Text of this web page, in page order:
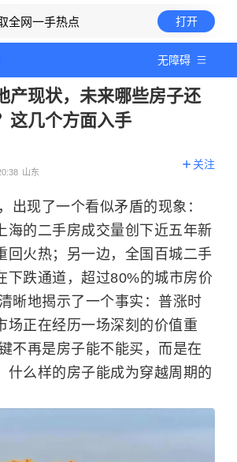
全网一手热点 打开
无障碍
产现状，未来哪些房子还
这几个方面入手
山东
关注
出现了一个看似矛盾的现象：
海的二手房成交量创下近五年新
回火热；另一边，全国百城二手
下跌通道，超过80%的城市房价
晰地揭示了一个事实：普涨时
场正在经历一场深刻的价值重
不再是房子能不能买，而是在
什么样的房子能成为穿越周期的